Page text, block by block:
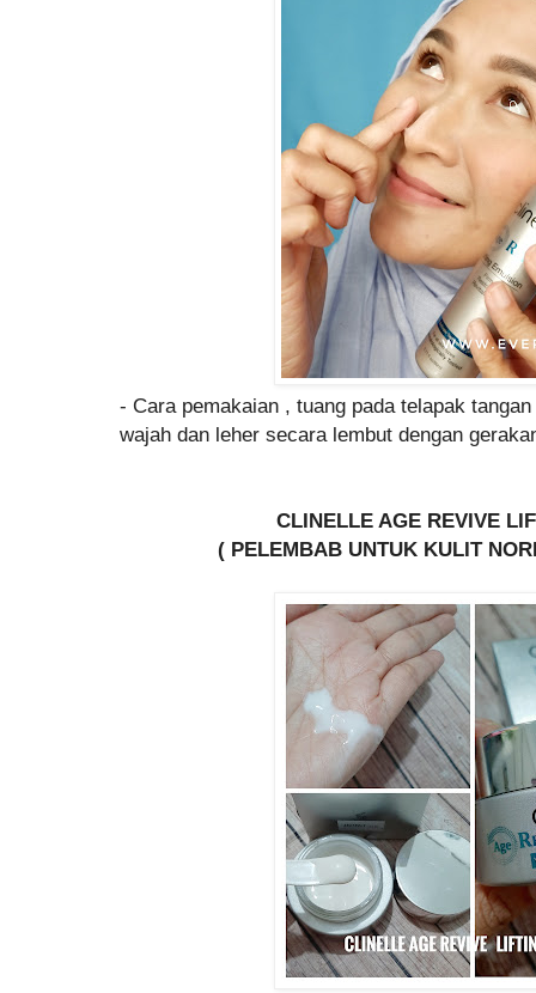
- Cara pemakaian , tuang pada telapak
wajah dan leher secara lembut dengan
CLINELLE AGE REVIVE
( PELEMBAB UNTUK KULIT